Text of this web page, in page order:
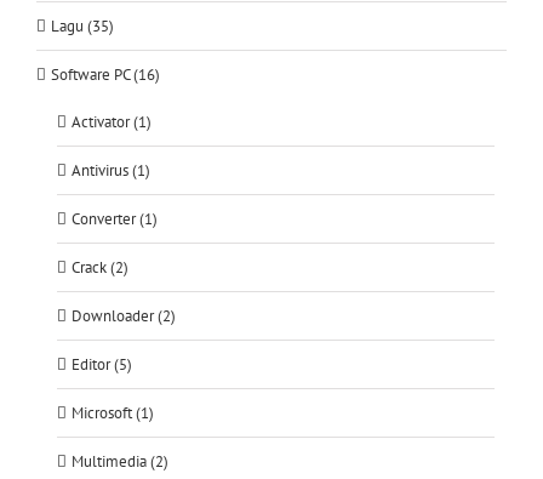
Lagu (35)
Software PC (16)
Activator (1)
Antivirus (1)
Converter (1)
Crack (2)
Downloader (2)
Editor (5)
Microsoft (1)
Multimedia (2)